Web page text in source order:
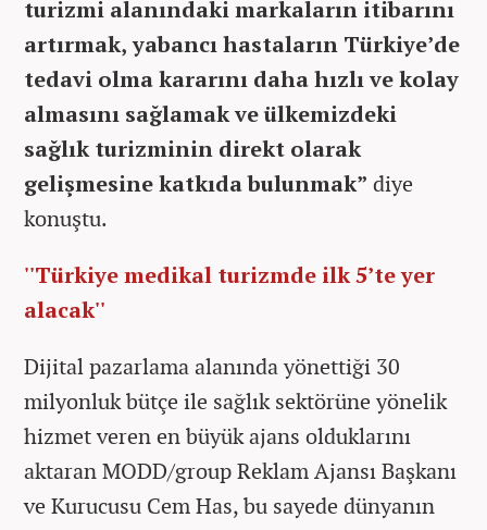
turizmi alanındaki markaların itibarını
artırmak, yabancı hastaların Türkiye’de
tedavi olma kararını daha hızlı ve kolay
almasını sağlamak ve ülkemizdeki
sağlık turizminin direkt olarak
gelişmesine katkıda bulunmak” diye
konuştu.
''Türkiye medikal turizmde ilk 5’te yer
alacak''
Dijital pazarlama alanında yönettiği 30
milyonluk bütçe ile sağlık sektörüne yönelik
hizmet veren en büyük ajans olduklarını
aktaran MODD/group Reklam Ajansı Başkanı
ve Kurucusu Cem Has, bu sayede dünyanın